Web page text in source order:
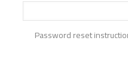
Password reset